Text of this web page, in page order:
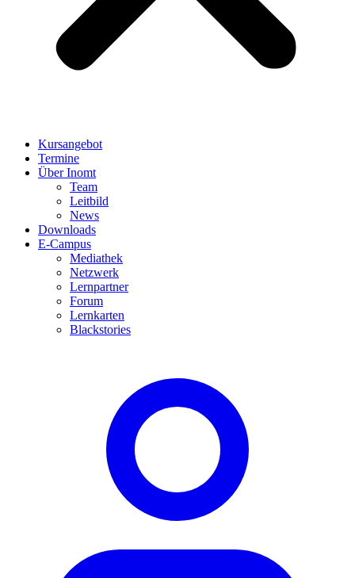
Kursangebot
Termine
Über Inomt
Team
Leitbild
News
Downloads
E-Campus
Mediathek
Netzwerk
Lernpartner
Forum
Lernkarten
Blackstories